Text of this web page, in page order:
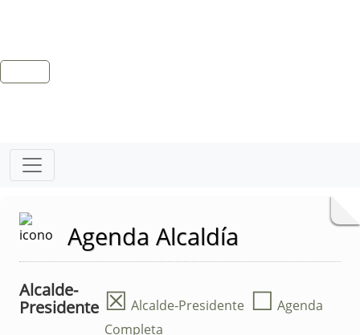
Agenda Alcaldía
Alcalde-
Presidente ☒ Alcalde-Presidente ☐ Agenda
Completa